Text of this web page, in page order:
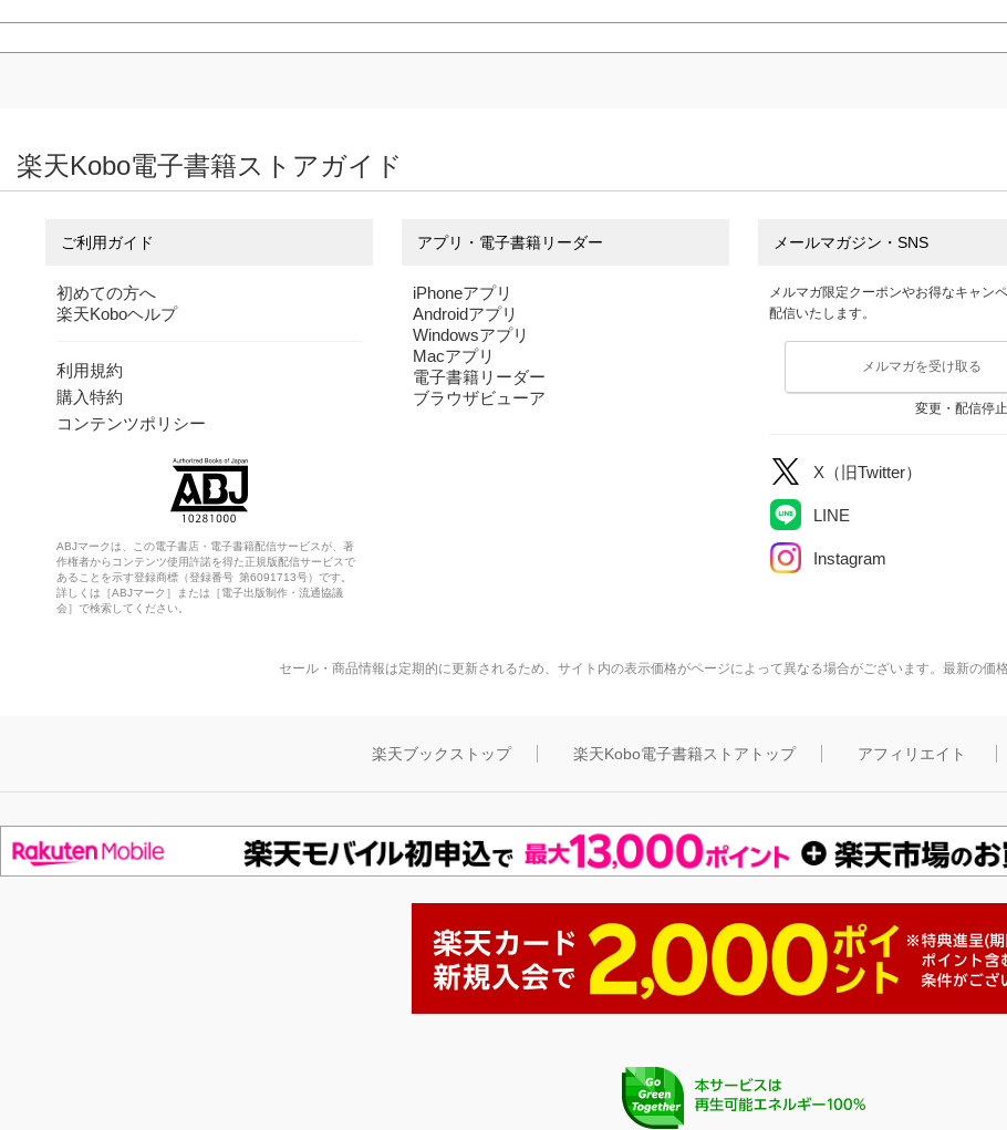
り修業
青柳 たくみ
楽天Kobo電子書籍ストアガイド
ご利用ガイド
初めての方へ
楽天Koboヘルプ
利用規約
購入特約
コンテンツポリシー
ABJマークは、この電子書店・電子書籍配信サービスが、著
作権者からコンテンツ使用許諾を得た正規版配信サービスで
あることを示す登録商標（登録番号 第6091713号）です。
詳しくは［ABJマーク］または［電子出版制作・流通協議
会］で検索してください。
アプリ・電子書籍リーダー
iPhoneアプリ
Androidアプリ
Windowsアプリ
Macアプリ
電子書籍リーダー
ブラウザビューア
メールマガジン・SNS
メルマガ限定クーポンやお得なキャン
配信いたします。
メルマガを受け取る
変更・配信停
X（旧Twitter）
LINE
Instagram
セール・商品情報は定期的に更新されるため、サイト内の表示価格がページによって異なる場合がございます。最新の価
楽天ブックストップ 楽天Kobo電子書籍ストアトップ アフィリエイト